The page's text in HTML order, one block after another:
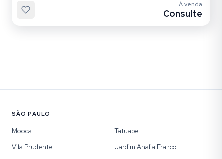
À venda
Consulte
SÃO PAULO
Mooca
Tatuape
Vila Prudente
Jardim Analia Franco